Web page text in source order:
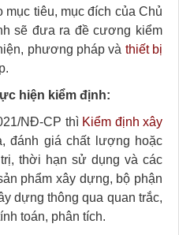
mục tiêu, mục đích của Chủ
sẽ đưa ra đề cương kiểm
phương pháp và thiết bị
hiện kiểm định:
NĐ-CP thì Kiểm định xây
đánh giá chất lượng hoặc
thời hạn sử dụng và các
phẩm xây dựng, bộ phận
dựng thông qua quan trắc,
toán, phân tích.